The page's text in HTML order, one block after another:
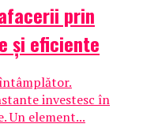
prin
și eficiente
investesc în
Un element...